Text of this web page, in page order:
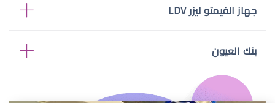
جهاز الفيمتو ليزر LDV
بنك العيون